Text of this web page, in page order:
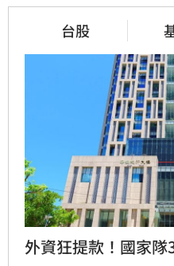
台股
外資狂提款！國家隊